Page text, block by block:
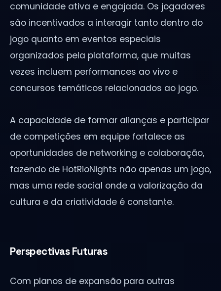
comunidade ativa e engajada. Os jogadores
são incentivados a interagir tanto dentro do
jogo quanto em eventos especiais
organizados pela plataforma, que muitas
vezes incluem performances ao vivo e
concursos temáticos relacionados ao jogo.
A capacidade de formar alianças e participar
de competições em equipe fortalece as
oportunidades de networking e colaboração,
fazendo de HotRioNights não apenas um jogo,
mas uma rede social onde a valorização da
cultura e da criatividade é constante.
Perspectivas Futuras
Com planos de expansão para outras